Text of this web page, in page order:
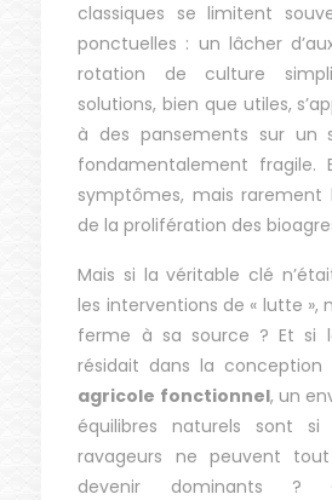
classiques se limitent
ponctuelles : un lâcher
rotation de culture
solutions, bien que utiles,
à des pansements sur un
fondamentalement fragile.
symptômes, mais rarement
de la prolifération des
Mais si la véritable clé
les interventions de « lutte »,
ferme à sa source ? Et si
résidait dans la conception
agricole fonctionnel, un
équilibres naturels sont
ravageurs ne peuvent
devenir dominants ?